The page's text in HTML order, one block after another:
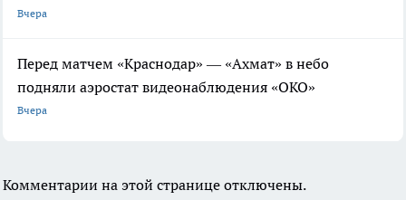
Вчера
Перед матчем «Краснодар» — «Ахмат» в небо
подняли аэростат видеонаблюдения «ОКО»
Вчера
Комментарии на этой странице отключены.